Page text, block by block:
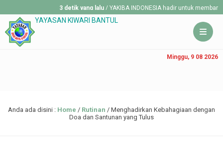
3 detik yang lalu / YAKIBA INDONESIA hadir untuk membantu
YAYASAN KIWARI BANTUL
Minggu, 9 08 2026
Anda ada disini : Home / Rutinan / Menghadirkan Kebahagiaan dengan
Doa dan Santunan yang Tulus